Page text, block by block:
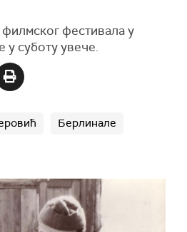
фестивала у
у суботуувече.
Берлинале